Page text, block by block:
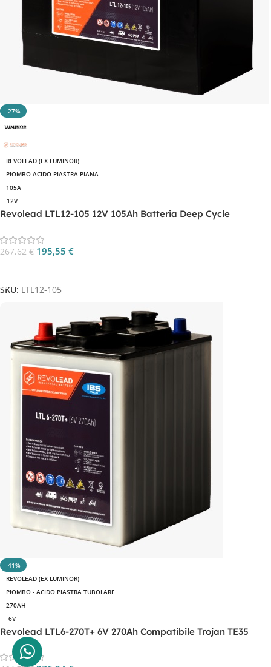
-27%
REVOLEAD (EX LUMINOR)
PIOMBO-ACIDO PIASTRA PIANA
105A
12V
Revolead LTL12-105 12V 105Ah Batteria Deep Cycle
267,62€ 195,55 €
SKU: LTL12-105
-41%
REVOLEAD (EX LUMINOR)
PIOMBO - ACIDO PIASTRA TUBOLARE
270AH
6V
Revolead LTL6-270T+ 6V 270Ah Compatibile Trojan TE35